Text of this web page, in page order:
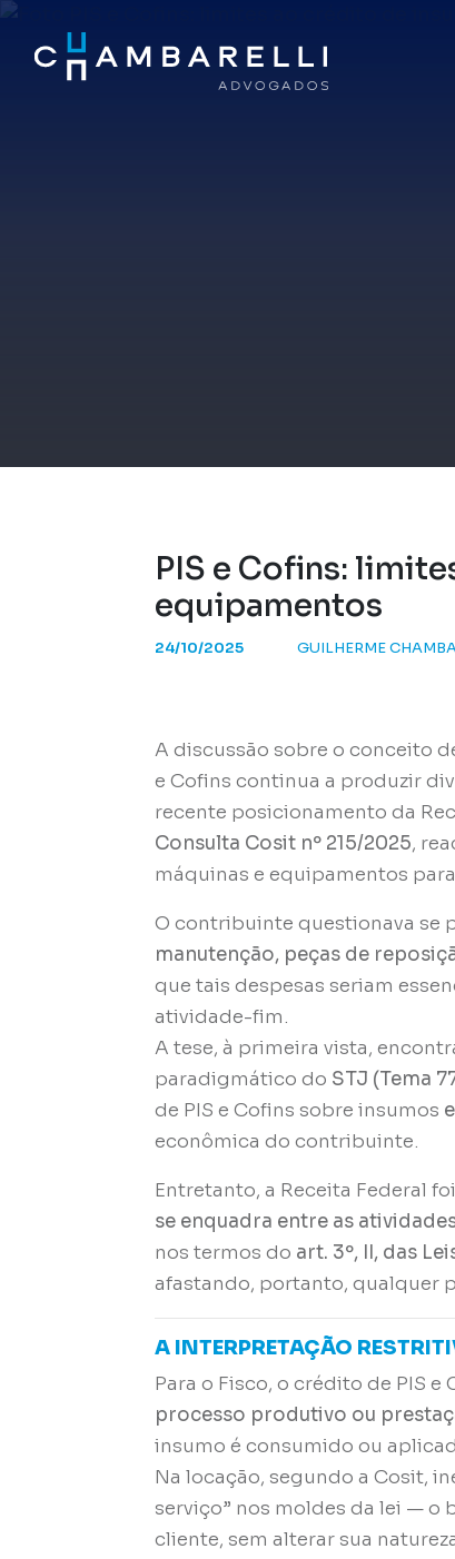
PIS e Cofins:
equipamentos
24/10/2025 GUILHERME
A discussão sobre o conceito
e Cofins continua a produzir
recente posicionamento da
Consulta Cosit nº 215/2025,
máquinas e equipamentos
O contribuinte questionava se
manutenção, peças de
que tais despesas seriam
atividade-fim.
A tese, à primeira vista,
paradigmático do STJ (Tema
de PIS e Cofins sobre insumos
econômica do contribuinte.
Entretanto, a Receita Federal
se enquadra entre as
nos termos do art. 3º, II, das
afastando, portanto, qualquer
A INTERPRETAÇÃO
Para o Fisco, o crédito de PIS e
processo produtivo ou
insumo é consumido ou
Na locação, segundo a Cosit,
serviço” nos moldes da lei — o
cliente, sem alterar sua